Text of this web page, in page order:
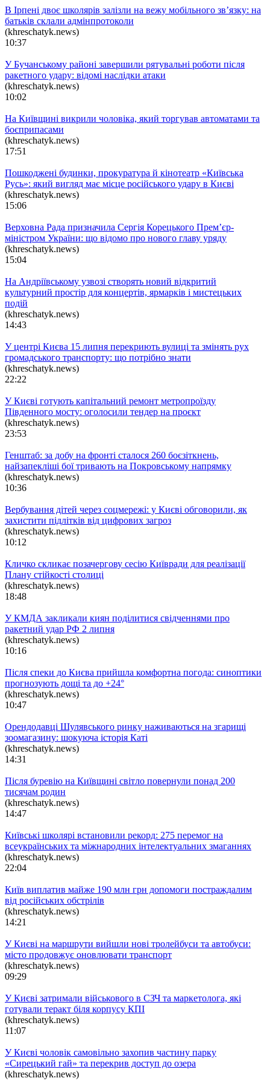
В Ірпені двоє школярів залізли на вежу мобільного зв’язку: на
батьків склали адмінпротоколи
(khreschatyk.news)
10:37
У Бучанському районі завершили рятувальні роботи після
ракетного удару: відомі наслідки атаки
(khreschatyk.news)
10:02
На Київщині викрили чоловіка, який торгував автоматами та
боєприпасами
(khreschatyk.news)
17:51
Пошкоджені будинки, прокуратура й кінотеатр «Київська
Русь»: який вигляд має місце російського удару в Києві
(khreschatyk.news)
15:06
Верховна Рада призначила Сергія Корецького Прем’єр-
міністром України: що відомо про нового главу уряду
(khreschatyk.news)
15:04
На Андріївському узвозі створять новий відкритий
культурний простір для концертів, ярмарків і мистецьких
подій
(khreschatyk.news)
14:43
У центрі Києва 15 липня перекриють вулиці та змінять рух
громадського транспорту: що потрібно знати
(khreschatyk.news)
22:22
У Києві готують капітальний ремонт метропроїзду
Південного мосту: оголосили тендер на проєкт
(khreschatyk.news)
23:53
Генштаб: за добу на фронті сталося 260 боєзіткнень,
найзапекліші бої тривають на Покровському напрямку
(khreschatyk.news)
10:36
Вербування дітей через соцмережі: у Києві обговорили, як
захистити підлітків від цифрових загроз
(khreschatyk.news)
10:12
Кличко скликає позачергову сесію Київради для реалізації
Плану стійкості столиці
(khreschatyk.news)
18:48
У КМДА закликали киян поділитися свідченнями про
ракетний удар РФ 2 липня
(khreschatyk.news)
10:16
Після спеки до Києва прийшла комфортна погода: синоптики
прогнозують дощі та до +24°
(khreschatyk.news)
10:47
Орендодавці Шулявського ринку наживаються на згарищі
зоомагазину: шокуюча історія Каті
(khreschatyk.news)
14:31
Після буревію на Київщині світло повернули понад 200
тисячам родин
(khreschatyk.news)
14:47
Київські школярі встановили рекорд: 275 перемог на
всеукраїнських та міжнародних інтелектуальних змаганнях
(khreschatyk.news)
22:04
Київ виплатив майже 190 млн грн допомоги постраждалим
від російських обстрілів
(khreschatyk.news)
14:21
У Києві на маршрути вийшли нові тролейбуси та автобуси:
місто продовжує оновлювати транспорт
(khreschatyk.news)
09:29
У Києві затримали військового в СЗЧ та маркетолога, які
готували теракт біля корпусу КПІ
(khreschatyk.news)
11:07
У Києві чоловік самовільно захопив частину парку
«Сирецький гай» та перекрив доступ до озера
(khreschatyk.news)